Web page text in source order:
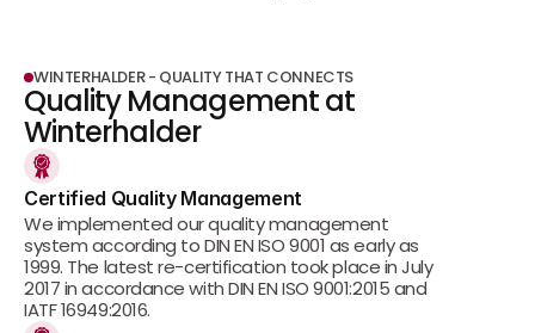
WINTERHALDER - QUALITY THAT CONNECTS
Quality Management at
Winterhalder
Certified Quality Management
We implemented our quality management
system according to DIN EN ISO 9001 as early as
1999. The latest re-certification took place in July
2017 in accordance with DIN EN ISO 9001:2015 and
IATF 16949:2016.